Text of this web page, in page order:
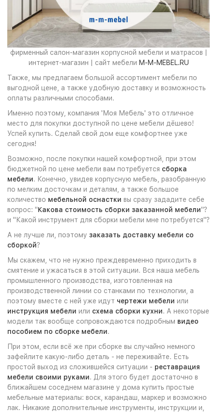
фирменный салон-магазин корпусной мебели и матрасов |
интернет-магазин | сайт мебели M-M-MEBEL.RU
Также, мы предлагаем большой ассортимент мебели по
выгодной цене, а также удобную доставку и возможность
оплаты различными способами.
Именно поэтому, компания 'Моя Мебель' это отличное
место для покупки доступной по цене мебели дёшево!
Успей купить. Сделай свой дом еще комфортнее уже
сегодня!
Возможно, после покупки нашей комфортной, при этом
бюджетной по цене мебели вам потребуется сборка
мебели. Конечно, увидев корпусную мебель, разобранную
по мелким досточкам и деталям, а также большое
количество мебельной оснастки вы сразу зададите себе
вопрос: "Какова стоимость сборки заказанной мебели"?
и "Какой инструмент для сборки мебели мне потребуется"?
А не лучше ли, поэтому заказать доставку мебели со
сборкой?
Мы скажем, что не нужно преждевременно приходить в
смятение и ужасаться в этой ситуации. Вся наша мебель
промышленного производства, изготовленная на
производственной линии со станками по технологии, а
поэтому вместе с ней уже идут чертежи мебели или
инструкция мебели или схема сборки кухни. А некоторые
модели так вообще сопровождаются подробным видео
пособием по сборке мебели.
При этом, если всё же при сборке вы случайно немного
зафейлите какую-либо деталь - не переживайте. Есть
простой выход из сложившейся ситуации - реставрация
мебели своими руками. Для этого будет достаточно в
ближайшем соседнем магазине у дома купить простые
мебельные материалы: воск, карандаш, маркер и возможно
лак. Никакие дополнительные инструменты, инструкции и,